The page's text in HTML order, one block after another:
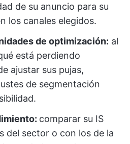
de su anuncio para su
los canales elegidos.
de optimización: al
está perdiendo
ajustar sus pujas,
de segmentación
comparar su IS
del sector o con los de la